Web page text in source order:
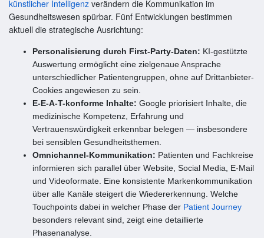
künstlicher Intelligenz verändern die Kommunikation im
Gesundheitswesen spürbar. Fünf Entwicklungen bestimmen
aktuell die strategische Ausrichtung:
Personalisierung durch First-Party-Daten: KI-gestützte
Auswertung ermöglicht eine zielgenaue Ansprache
unterschiedlicher Patientengruppen, ohne auf Drittanbieter-
Cookies angewiesen zu sein.
E-E-A-T-konforme Inhalte: Google priorisiert Inhalte, die
medizinische Kompetenz, Erfahrung und
Vertrauenswürdigkeit erkennbar belegen — insbesondere
bei sensiblen Gesundheitsthemen.
Omnichannel-Kommunikation: Patienten und Fachkreise
informieren sich parallel über Website, Social Media, E-Mail
und Videoformate. Eine konsistente Markenkommunikation
über alle Kanäle steigert die Wiedererkennung. Welche
Touchpoints dabei in welcher Phase der Patient Journey
besonders relevant sind, zeigt eine detaillierte
Phasenanalyse.